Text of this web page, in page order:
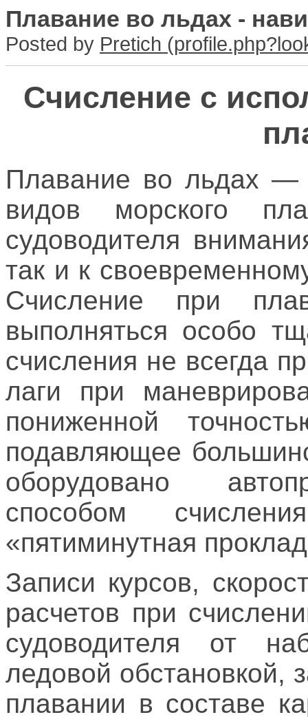
Плавание во льдах -
Posted by Pretich
Счисление с
Плавание во льдах —
видов морского
судоводителя
так и к
Счисление при
выполняться особо
счисления не всегда
лаги при
пониженной
подавляющее
оборудовано
способом
«пятиминутная
Записи курсов,
расчетов при
судоводителя от
ледовой обстановкой,
плавании в составе